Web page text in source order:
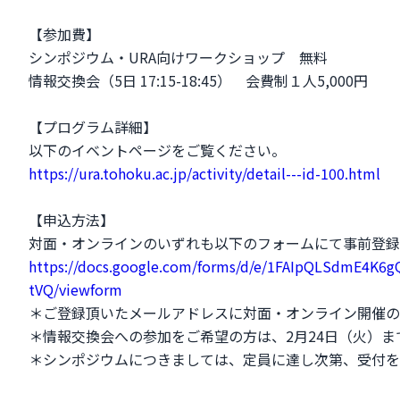
【参加費】
シンポジウム・URA向けワークショップ 無料
情報交換会（5日 17:15-18:45） 会費制１人5,000円
【プログラム詳細】
以下のイベントページをご覧ください。
https://ura.tohoku.ac.jp/activity/detail---id-100.html
【申込方法】
対面・オンラインのいずれも以下のフォームにて事前登
https://docs.google.com/forms/d/e/
tVQ/viewform
＊ご登録頂いたメールアドレスに対面・オンライン開催
＊情報交換会への参加をご希望の方は、2月24日（火）
＊シンポジウムにつきましては、定員に達し次第、受付